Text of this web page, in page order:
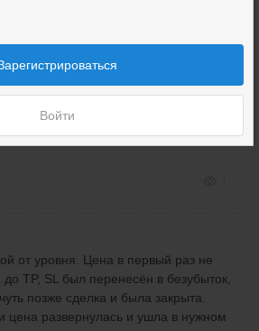
Войти
от уровня. Цена в первый раз не
TP, SL был перенесён в безубыток,
позже сделка и была закрыта.
цена развернулась и ушла в нужном